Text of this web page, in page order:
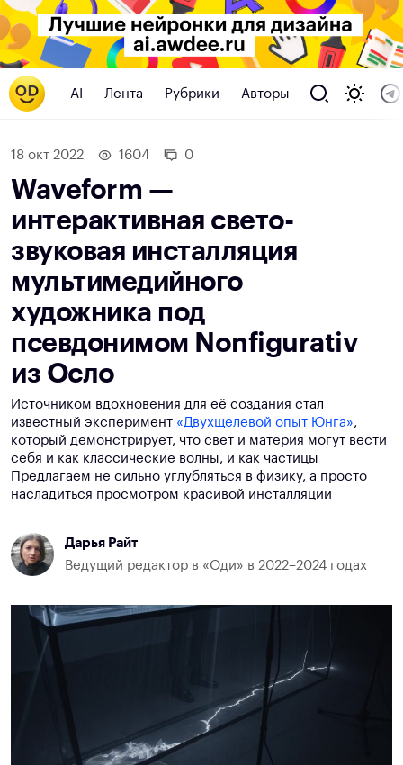
AI Лента Рубрики Авторы
18 окт 2022 1604 0
Waveform —
интерактивная свето-
звуковая инсталляция
мультимедийного
художника под
псевдонимом Nonfigurativ
из Осло
Источником вдохновения для её создания стал
известный эксперимент «Двухщелевой опыт Юнга»,
который демонстрирует, что свет и материя могут вести
себя и как классические волны, и как частицы
Предлагаем не сильно углубляться в физику, а просто
насладиться просмотром красивой инсталляции
Дарья Райт
Ведущий редактор в «Оди» в 2022–2024 годах